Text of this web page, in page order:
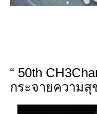
“ 50th
กระจายความสุ